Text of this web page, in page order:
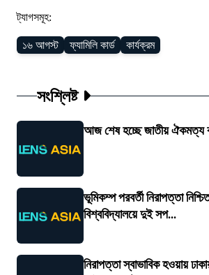
ট্যাগসমূহ:
১৬ আগস্ট ফ্যামিলি কার্ড কার্যক্রম
সংশ্লিষ্ট
আজ শেষ হচ্ছে জাতীয় ঐকমত্য
ভূমিকম্প পরবর্তী নিরাপত্তা
বিশ্ববিদ্যালয়ে দুই সপ...
নিরাপত্তা স্বাভাবিক হওয়ায়